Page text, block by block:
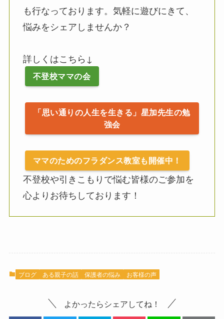
も行なっております。気軽に遊びにきて、
悩みをシェアしませんか？
詳しくはこちら↓
不登校ママの会
「思い通りの人生を生きる」星加先生の勉
強会
ママのためのフラダンス教室も開催中！
不登校や引きこもりで悩む皆様のご参加を
心よりお待ちしております！
ブログ ある親子の話 保護者の悩み お客様の声
よかったらシェアしてね！